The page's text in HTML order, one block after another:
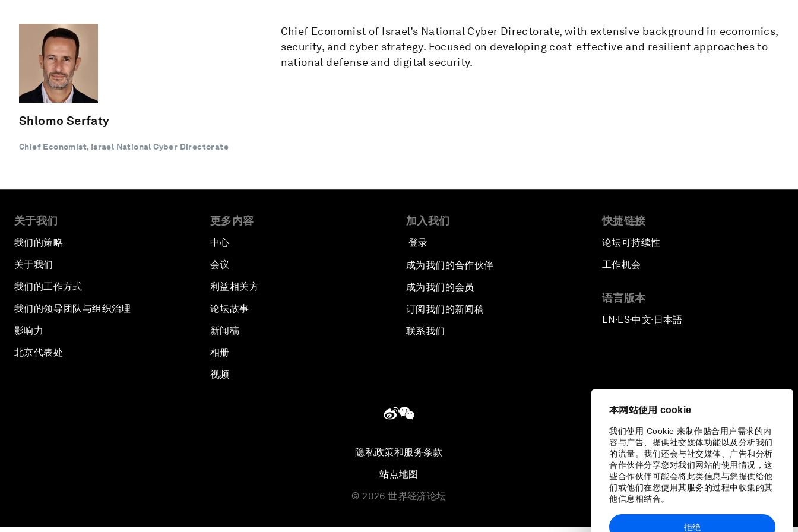
本网站使用 cookie
我们使用 Cookie 来制作贴合用户需求的内
容与广告、提供社交媒体功能以及分析我们
的流量。我们还会与社交媒体、广告和分析
合作伙伴分享您对我们网站的使用情况，这
些合作伙伴可能会将此类信息与您提供给他
们或他们在您使用其服务的过程中收集的其
他信息相结合。
拒绝
Shlomo Serfaty
Chief Economist, Israel National Cyber Directorate
Chief Economist of Israel’s National Cyber Directorate, with extensive background in economics,
security, and cyber strategy. Focused on developing cost-effective and resilient approaches to
national defense and digital security.
关于我们
我们的策略
关于我们
我们的工作方式
我们的领导团队与组织治理
影响力
北京代表处
更多内容
中心
会议
利益相关方
论坛故事
新闻稿
相册
视频
加入我们
登录
成为我们的合作伙伴
成为我们的会员
订阅我们的新闻稿
联系我们
快捷链接
论坛可持续性
工作机会
语言版本
EN ▪ES▪中文▪ 日本語
隐私政策和服务条款
站点地图
© 2026 世界经济论坛